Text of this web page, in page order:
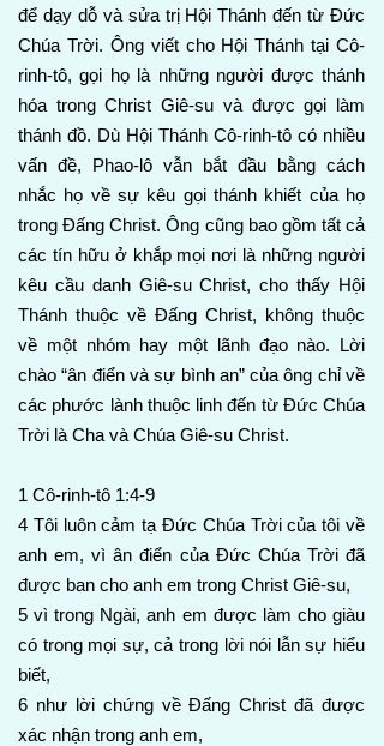
để dạy dỗ và sửa trị Hội Thánh đến từ Đức
Chúa Trời. Ông viết cho Hội Thánh tại Cô-
rinh-tô, gọi họ là những người được thánh
hóa trong Christ Giê-su và được gọi làm
thánh đồ. Dù Hội Thánh Cô-rinh-tô có nhiều
vấn đề, Phao-lô vẫn bắt đầu bằng cách
nhắc họ về sự kêu gọi thánh khiết của họ
trong Đấng Christ. Ông cũng bao gồm tất cả
các tín hữu ở khắp mọi nơi là những người
kêu cầu danh Giê-su Christ, cho thấy Hội
Thánh thuộc về Đấng Christ, không thuộc
về một nhóm hay một lãnh đạo nào. Lời
chào “ân điển và sự bình an” của ông chỉ về
các phước lành thuộc linh đến từ Đức Chúa
Trời là Cha và Chúa Giê-su Christ.
1 Cô-rinh-tô 1:4-9
4 Tôi luôn cảm tạ Đức Chúa Trời của tôi về
anh em, vì ân điển của Đức Chúa Trời đã
được ban cho anh em trong Christ Giê-su,
5 vì trong Ngài, anh em được làm cho giàu
có trong mọi sự, cả trong lời nói lẫn sự hiểu
biết,
6 như lời chứng về Đấng Christ đã được
xác nhận trong anh em,